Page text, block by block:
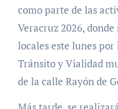
como parte de las
Veracruz 2026,
locales este lunes
Tránsito y Vialidad
de la calle Rayón de